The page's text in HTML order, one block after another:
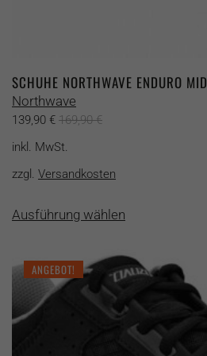
SCHUHE NORTHWAVE ENDURO MID
Northwave
139,90 € 169,90€
inkl. MwSt.
zzgl. Versandkosten
Ausführung wählenProdukt
mehrere
Varianten
auf.
Optionen
ANGEBOT!